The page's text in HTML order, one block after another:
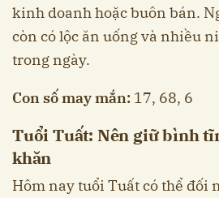
kinh doanh hoặc buôn bán.
còn có lộc ăn uống và nhiều
trong ngày.
Con số may mắn: 17, 68, 6
Tuổi Tuất: Nên giữ bình
khăn
Hôm nay tuổi Tuất có thể đối